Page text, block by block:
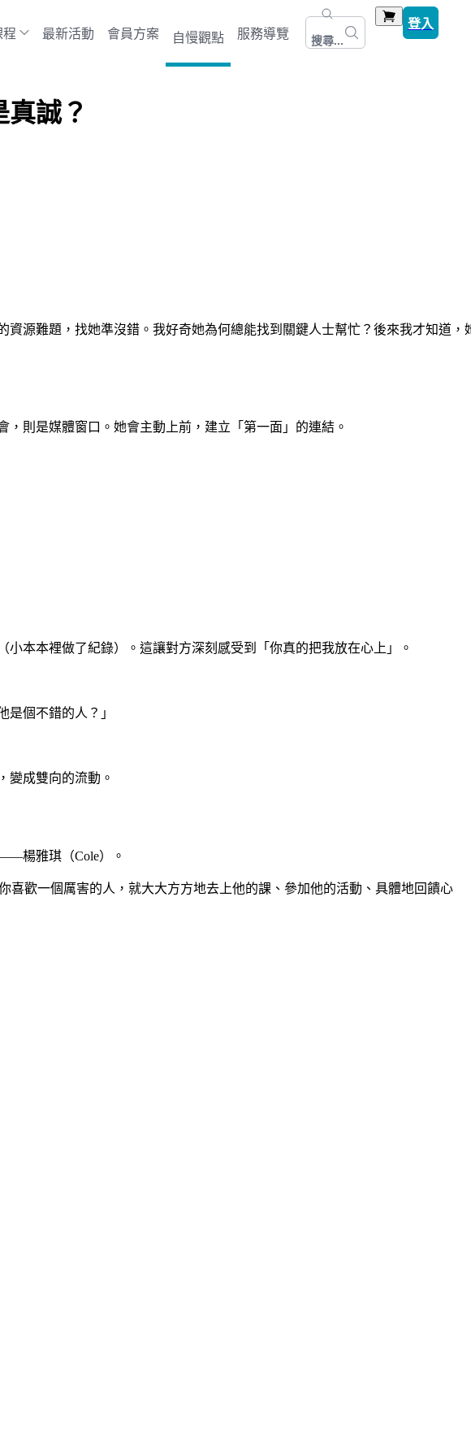
程 最新活動 會員方案 自慢觀點 服務導覽 搜尋...
登入
誠？
源難題，找她準沒錯。我好奇她為何總能找到關鍵人士幫忙？後來我才知道，
則是媒體窗口。她會主動上前，建立「第一面」的連結。
本本裡做了紀錄）。這讓對方深刻感受到「你真的把我放在心上」。
是個不錯的人？」
變成雙向的流動。
楊雅琪（Cole）。
歡一個厲害的人，就大大方方地去上他的課、參加他的活動、具體地回饋心